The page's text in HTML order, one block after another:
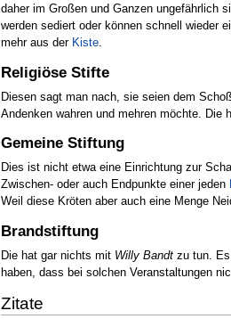
daher im Großen und Ganzen ungefährlich
werden sediert oder können schnell wieder
mehr aus der Kiste
Religiöse Stifte
Diesen sagt man nach, sie seien dem
Andenken wahren und mehren möchte. Die
Gemeine Stiftung
Dies ist nicht etwa eine Einrichtung zur
Zwischen- oder auch Endpunkte einer jeden
Weil diese Kröten aber auch eine Menge
Brandstiftung
Die hat gar nichts mit Willy Bandt zu tun.
haben, dass bei solchen Veranstaltungen
Zitate